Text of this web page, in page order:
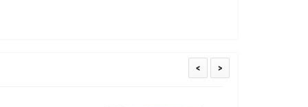
< >